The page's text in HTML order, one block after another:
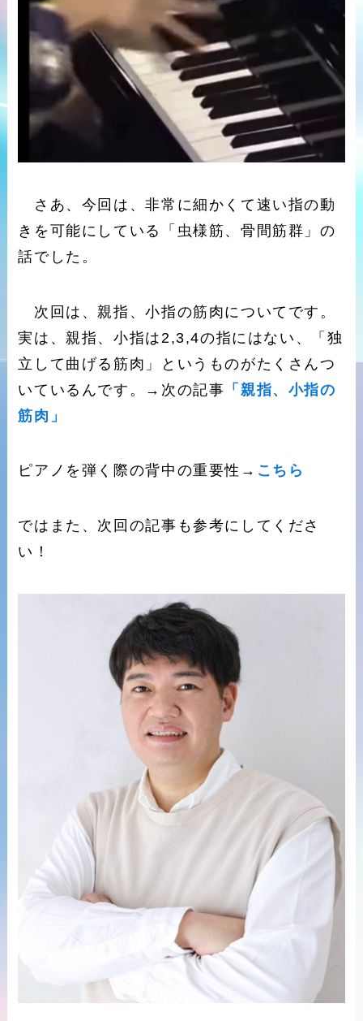
さあ、今回は、非常に細かくて速い指の動
きを可能にしている「虫様筋、骨間筋群」の
話でした。
次回は、親指、小指の筋肉についてです。
実は、親指、小指は2,3,4の指にはない、「独
立して曲げる筋肉」というものがたくさんつ
いているんです。→次の記事 「親指、小指の
筋肉」
ピアノを弾く際の背中の重要性→ こちら
ではまた、次回の記事も参考にしてくださ
い！